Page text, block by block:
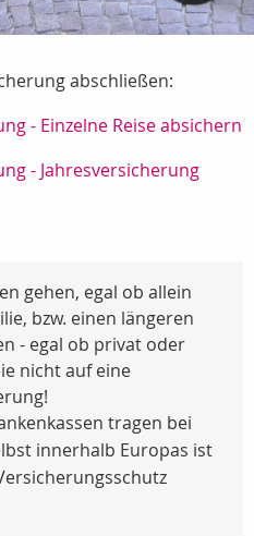
abschließen:
- Einzelne Reise absichern
- Jahresversicherung
gehen, egal ob allein
bzw. einen längeren
- egal ob privat oder
nicht auf eine
tragen bei
innerhalb Europas ist